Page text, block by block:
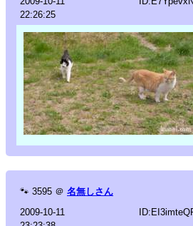
22:26:25
🐾 3595 ＠ 名無しさん
2009-10-11